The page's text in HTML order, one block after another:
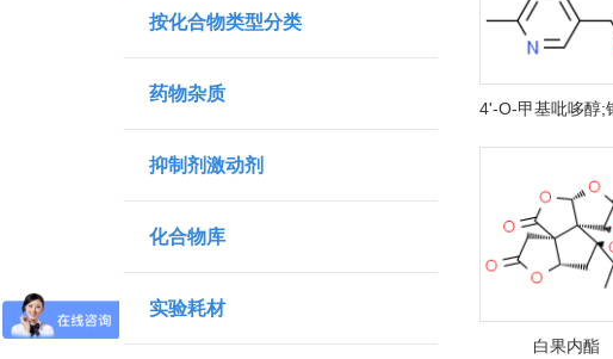
按化合物类型分类
药物杂质
抑制剂激动剂
化合物库
实验耗材
白果内酯